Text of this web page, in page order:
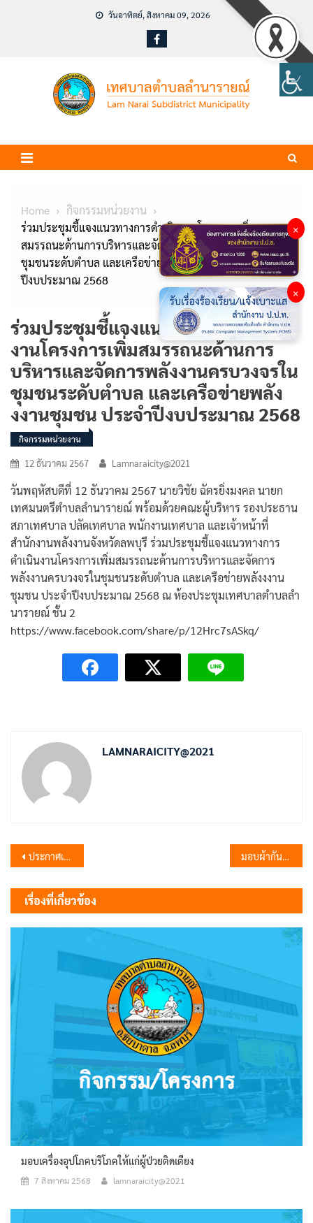
วันอาทิตย์, สิงหาคม 09, 2026
Home
กิจกรรมหน่วยงาน
ร่วมประชุมชี้แจงแนวทางการดำเนินงานโครงการเพิ่ม
สมรรถนะด้านการบริหารและจัดการพลังงานครบวงจรใน
ชุมชนระดับตำบล และเครือข่ายพลังงงานชุมชน ประจำ
ปีงบประมาณ 2568
ร่วมประชุมชี้แจงแนวทางการดำเนิน
งานโครงการเพิ่มสมรรถนะด้านการ
บริหารและจัดการพลังงานครบวงจรใน
ชุมชนระดับตำบล และเครือข่ายพลัง
งงานชุมชน ประจำปีงบประมาณ 2568
กิจกรรมหน่วยงาน
12 ธันวาคม 2567 Lamnaraicity@2021
วันพฤหัสบดีที่ 12 ธันวาคม 2567 นายวิชัย ฉัตรยิ่งมงคล นายก
เทศมนตรีตำบลลำนารายณ์ พร้อมด้วยคณะผู้บริหาร รองประธาน
สภาเทศบาล ปลัดเทศบาล พนักงานเทศบาล และเจ้าหน้าที่
สำนักงานพลังงานจังหวัดลพบุรี ร่วมประชุมชี้แจงแนวทางการ
ดำเนินงานโครงการเพิ่มสมรรถนะด้านการบริหารและจัดการ
พลังงานครบวงจรในชุมชนระดับตำบล และเครือข่ายพลังงงาน
ชุมชน ประจำปีงบประมาณ 2568 ณ ห้องประชุมเทศบาลตำบลลำ
นารายณ์ ชั้น 2
https://www.facebook.com/share/p/12Hrc7sASkq/
LAMNARAICITY@2021
แนะแนว
เรื่อง
ประกาศเทศบาลตำบลลำนารายณ์ เรื่อง ประกวดราคาจ้างก่อสร้างโครงการปรับปรุงถนน คสล พร้อมวางท่อระบายน้ำและบ่อพัก คสล ซอยสุระนารายณ์ 1/3 (หมู่บ้าน สพ.รุ่งโรจน์ธานี) หมู่ที่ 1 ตำบลลำนารายณ์ อำเภอชัยบาดาล จังหวัดลพบุรี ด้วยวิธีประกวดราคาอิเล็กทรอนิกส์ (e-bidding) มอบผ้ากันเปื้อนพร้อมหมวกให้แก่ผู้ประกอบการร้านอาหาร ที่เข้าร่วมงาน “มหกรรมอาหารสะอาด รสชาติอร่อย ไร้แอลกอฮอล์ ครั้งที่ 16”
เรื่องที่เกี่ยวข้อง
มอบเครื่องอุปโภคบริโภคให้แก่ผู้ป่วยติดเตียง
7 สิงหาคม 2568 lamnaraicity@2021
×
×